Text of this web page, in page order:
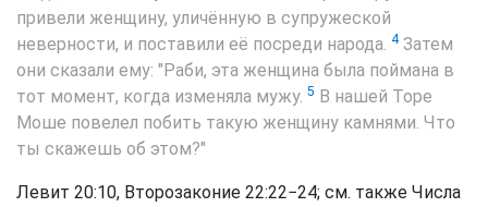
привели женщину, уличённую в супружеской
неверности, и поставили её посреди народа. 4Затем
они сказали ему: "Раби, эта женщина была поймана в
тот момент, когда изменяла мужу. 5 В нашей Торе
Моше повелел побить такую женщину камнями. Что
ты скажешь об этом?"
Левит 20:10, Второзаконие 22:22−24; см. также Числа